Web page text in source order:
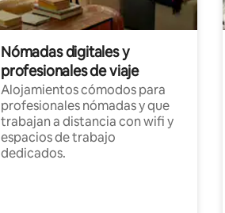
Nómadas digitales y
profesionales de viaje
Alojamientos cómodos para
profesionales nómadas y que
trabajan a distancia con wifi y
espacios de trabajo
dedicados.